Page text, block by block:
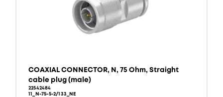
COAXIAL CONNECTOR, N, 75 Ohm, Straight
cable plug (male)
22542484
11_N-75-5-2/133_NE